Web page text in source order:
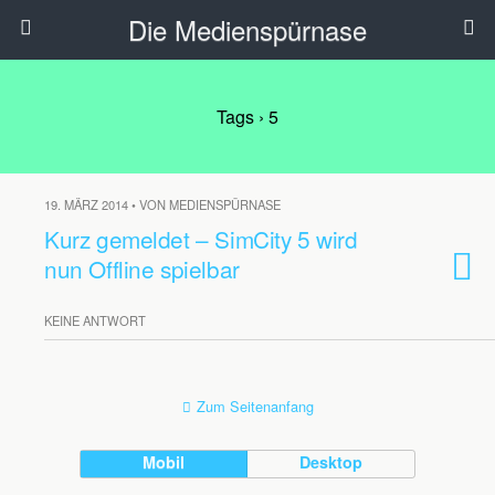
Die Medienspürnase
Tags › 5
19. MÄRZ 2014 • VON MEDIENSPÜRNASE
Kurz gemeldet – SimCity 5 wird
nun Offline spielbar
KEINE ANTWORT
Zum Seitenanfang
Mobil Desktop